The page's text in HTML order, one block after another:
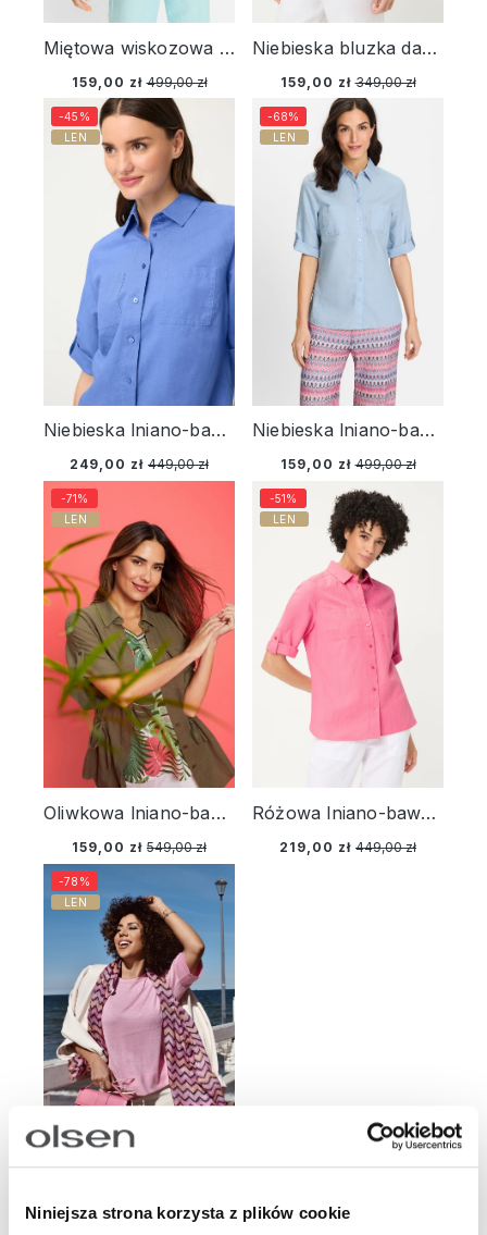
Niniejsza strona korzysta z plików cookie
Miętowa wiskozowa koszula damska z lnem – Ocean Breeze
159,00 zł 499,00 zł
Niebieska bluzka damska Cosima z lnem – Vintage Cruise
159,00 zł 349,00 zł
Niebieska lniano-bawełniana koszula damska – Vintage Cruise
249,00 zł 449,00 zł
-45%
LEN
Niebieska lniano-bawełniana koszula damska z krótkim rękawem – Boho Beauty
159,00 zł 499,00 zł
-68%
LEN
Oliwkowa lniano-bawełniana koszula damska – Voyage Tropical
159,00 zł 549,00 zł
-71%
LEN
Różowa lniano-bawełniana koszula damska – Savanna Sky
219,00 zł 449,00 zł
-51%
LEN
-78%
LEN